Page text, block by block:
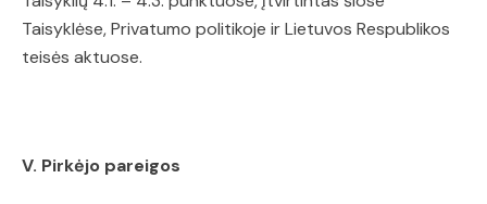
Taisyklėse, Privatumo politikoje ir Lietuvos Respublikos
teisės aktuose.
V. Pirkėjo pareigos